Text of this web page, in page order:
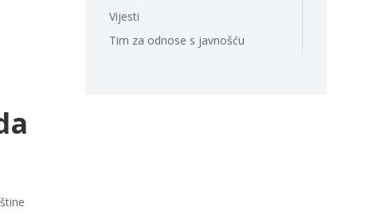
Vijesti
Tim za odnose s javnošću